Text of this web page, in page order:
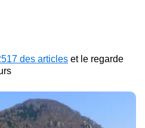
des articles et le regarde